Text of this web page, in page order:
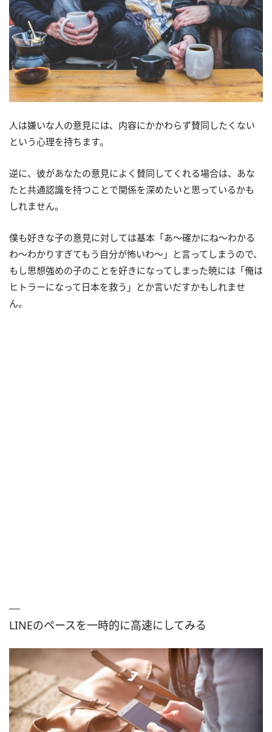
人は嫌いな人の意見には、内容にかかわらず賛同したくない
という心理を持ちます。
逆に、彼があなたの意見によく賛同してくれる場合は、あな
たと共通認識を持つことで関係を深めたいと思っているかも
しれません。
僕も好きな子の意見に対しては基本「あ～確かにね～わかる
わ～わかりすぎてもう自分が怖いわ～」と言ってしまうので、
もし思想強めの子のことを好きになってしまった暁には「俺は
ヒトラーになって日本を救う」とか言いだすかもしれませ
ん。
LINEのペースを一時的に高速にしてみる